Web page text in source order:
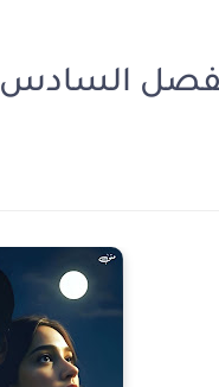
والاربعون 46